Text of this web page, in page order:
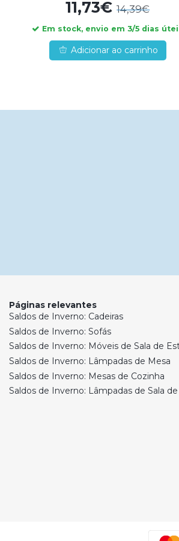
11,73€14,39€
Em stock, envio em 3/5 dias
Adicionar ao carrinho
Páginas relevantes
Saldos de Inverno: Cadeiras
Saldos de Inverno: Sofás
Saldos de Inverno: Móveis de Sala de
Saldos de Inverno: Lâmpadas de Mesa
Saldos de Inverno: Mesas de Cozinha
Saldos de Inverno: Lâmpadas de Sala